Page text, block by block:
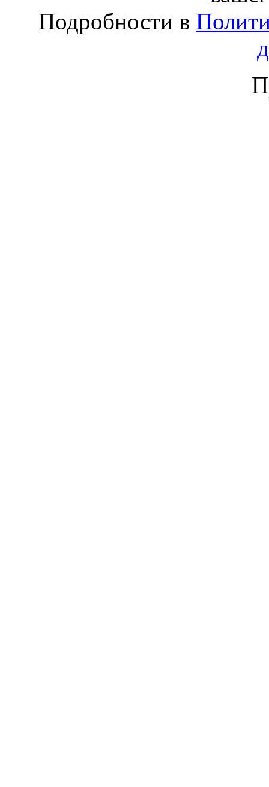
Подробности в